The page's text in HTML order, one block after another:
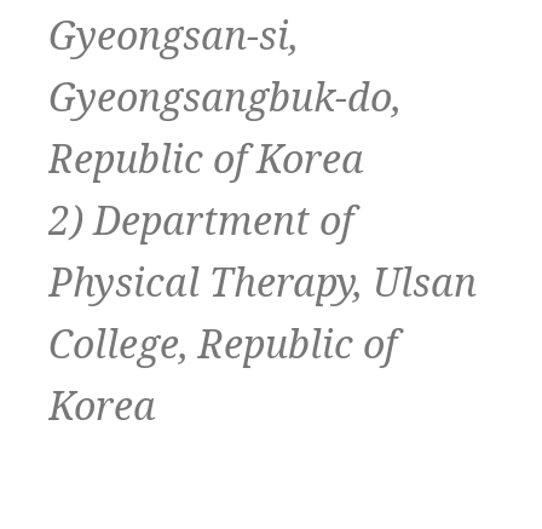
Gyeongsan-si,
Gyeongsangbuk-do,
Republic of Korea
2) Department of
Physical Therapy, Ulsan
College, Republic of
Korea